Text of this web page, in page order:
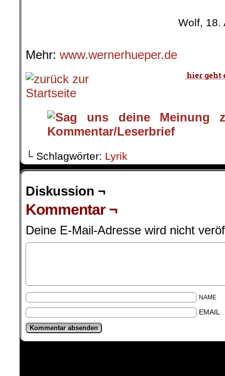
Wolf, 18.
Mehr: www.wernerhueper.de
└ Schlagwörter: Lyrik
Diskussion ¬
Kommentar ¬
Deine E-Mail-Adresse wird nicht
NAME
EMAIL